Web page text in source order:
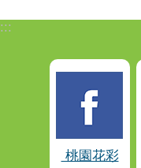
:::
桃園花彩